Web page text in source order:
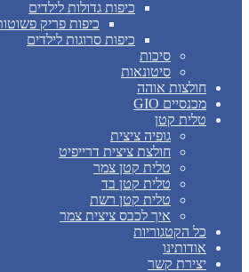
כיפות גדולות לילדים
כיפות פריק
כיפות סרוגות לילדים
סיכות
סיטונאות
חולצות אוהה
מכנסיים GIO
טלית קטן
גופיה ציצית
חולצת ציצית דרייפיט
טלית קטן צמר
טלית קטן בד
טלית קטן רשת
איך לכבס ציצית צמר
כל הקטגוריות
אודותינו
יצירת קשר